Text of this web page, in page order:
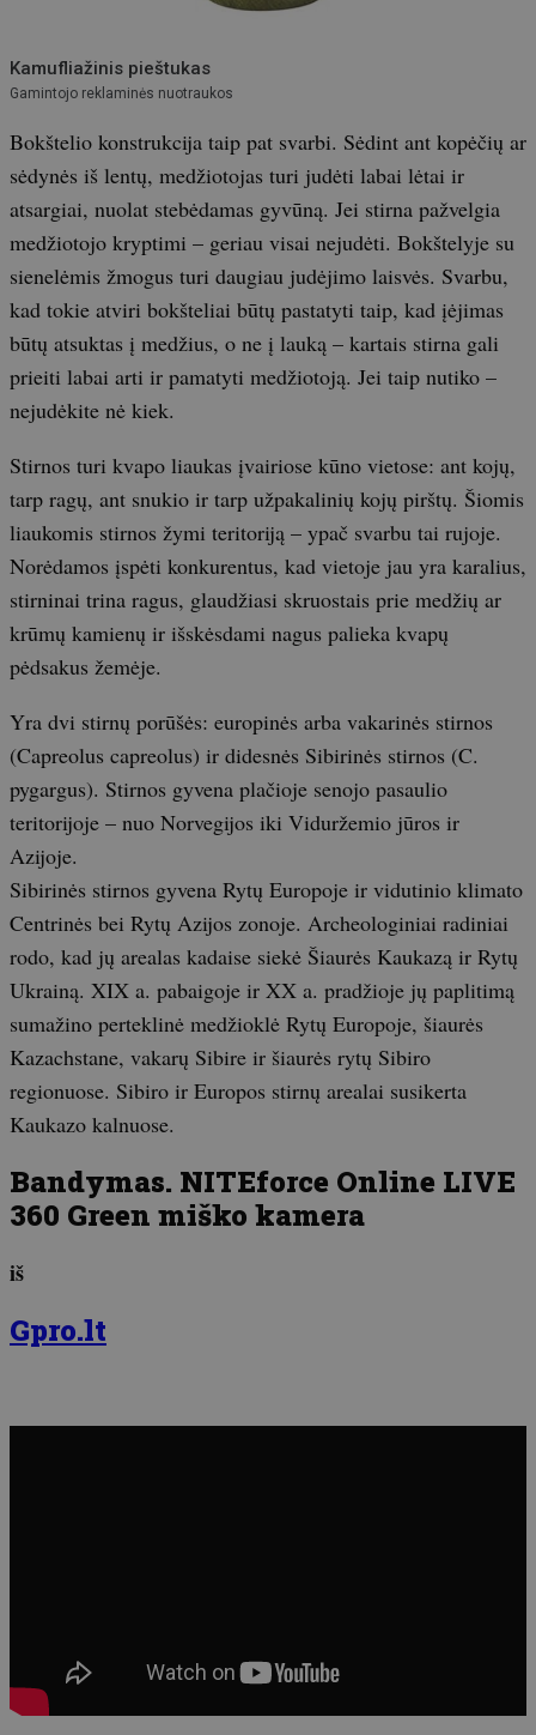
Kamufliažinis pieštukas
Gamintojo reklaminės nuotraukos
Bokštelio konstrukcija taip pat svarbi. Sėdint ant kopėčių ar
sėdynės iš lentų, medžiotojas turi judėti labai lėtai ir
atsargiai, nuolat stebėdamas gyvūną. Jei stirna pažvelgia
medžiotojo kryptimi – geriau visai nejudėti. Bokštelyje su
sienelėmis žmogus turi daugiau judėjimo laisvės. Svarbu,
kad tokie atviri bokšteliai būtų pastatyti taip, kad įėjimas
būtų atsuktas į medžius, o ne į lauką – kartais stirna gali
prieiti labai arti ir pamatyti medžiotoją. Jei taip nutiko –
nejudėkite nė kiek.
Stirnos turi kvapo liaukas įvairiose kūno vietose: ant kojų,
tarp ragų, ant snukio ir tarp užpakalinių kojų pirštų. Šiomis
liaukomis stirnos žymi teritoriją – ypač svarbu tai rujoje.
Norėdamos įspėti konkurentus, kad vietoje jau yra karalius,
stirninai trina ragus, glaudžiasi skruostais prie medžių ar
krūmų kamienų ir išskėsdami nagus palieka kvapų
pėdsakus žemėje.
Yra dvi stirnų porūšės: europinės arba vakarinės stirnos
(Capreolus capreolus) ir didesnės Sibirinės stirnos (C.
pygargus). Stirnos gyvena plačioje senojo pasaulio
teritorijoje – nuo Norvegijos iki Viduržemio jūros ir
Azijoje.
Sibirinės stirnos gyvena Rytų Europoje ir vidutinio klimato
Centrinės bei Rytų Azijos zonoje. Archeologiniai radiniai
rodo, kad jų arealas kadaise siekė Šiaurės Kaukazą ir Rytų
Ukrainą. XIX a. pabaigoje ir XX a. pradžioje jų paplitimą
sumažino perteklinė medžioklė Rytų Europoje, šiaurės
Kazachstane, vakarų Sibire ir šiaurės rytų Sibiro
regionuose. Sibiro ir Europos stirnų arealai susikerta
Kaukazo kalnuose.
Bandymas. NITEforce Online LIVE
360 Green miško kamera
iš
Gpro.lt